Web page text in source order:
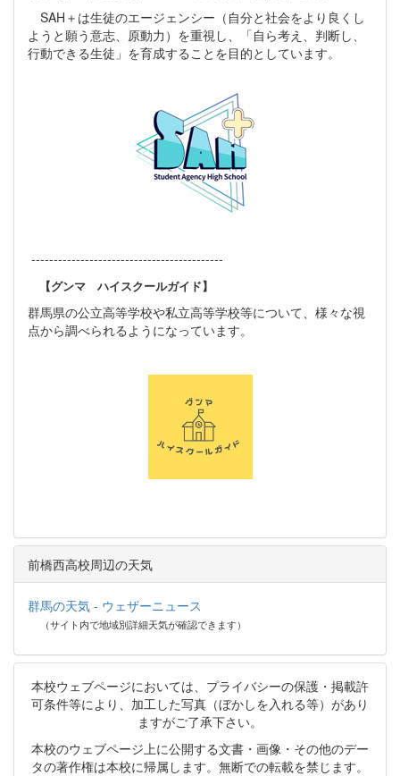
SAH＋は生徒のエージェンシー（自分と社会をより良くし
ようと願う意志、原動力）を重視し、「自ら考え、判断し、
行動できる生徒」を育成することを目的としています。
-------------------------------------------
【グンマ ハイスクールガイド】
群馬県の公立高等学校や私立高等学校等について、様々な視
点から調べられるようになっています。
前橋西高校周辺の天気
群馬の天気 - ウェザーニュース
（サイト内で地域別詳細天気が確認できます）
本校ウェブページにおいては、プライバシーの保護・掲載許
可条件等により、加工した写真（ぼかしを入れる等）があり
ますがご了承下さい。
本校のウェブページ上に公開する文書・画像・その他のデー
タの著作権は本校に帰属します。無断での転載を禁じます。